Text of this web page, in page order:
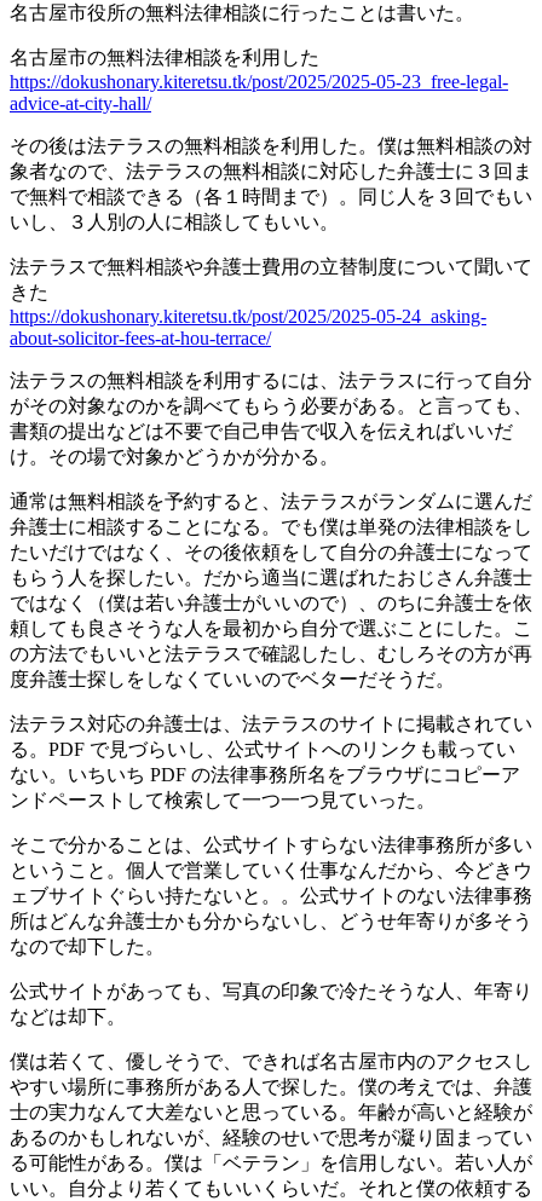
名古屋市役所の無料法律相談に行ったことは書いた。
名古屋市の無料法律相談を利用した
https://dokushonary.kiteretsu.tk/post/2025/2025-05-23_free-legal-
advice-at-city-hall/
その後は法テラスの無料相談を利用した。僕は無料相談の対
象者なので、法テラスの無料相談に対応した弁護士に３回ま
で無料で相談できる（各１時間まで）。同じ人を３回でもい
いし、３人別の人に相談してもいい。
法テラスで無料相談や弁護士費用の立替制度について聞いて
きた
https://dokushonary.kiteretsu.tk/post/2025/2025-05-24_asking-
about-solicitor-fees-at-hou-terrace/
法テラスの無料相談を利用するには、法テラスに行って自分
がその対象なのかを調べてもらう必要がある。と言っても、
書類の提出などは不要で自己申告で収入を伝えればいいだ
け。その場で対象かどうかが分かる。
通常は無料相談を予約すると、法テラスがランダムに選んだ
弁護士に相談することになる。でも僕は単発の法律相談をし
たいだけではなく、その後依頼をして自分の弁護士になって
もらう人を探したい。だから適当に選ばれたおじさん弁護士
ではなく（僕は若い弁護士がいいので）、のちに弁護士を依
頼しても良さそうな人を最初から自分で選ぶことにした。こ
の方法でもいいと法テラスで確認したし、むしろその方が再
度弁護士探しをしなくていいのでベターだそうだ。
法テラス対応の弁護士は、法テラスのサイトに掲載されてい
る。PDF で見づらいし、公式サイトへのリンクも載ってい
ない。いちいち PDF の法律事務所名をブラウザにコピーア
ンドペーストして検索して一つ一つ見ていった。
そこで分かることは、公式サイトすらない法律事務所が多い
ということ。個人で営業していく仕事なんだから、今どきウ
ェブサイトぐらい持たないと。。公式サイトのない法律事務
所はどんな弁護士かも分からないし、どうせ年寄りが多そう
なので却下した。
公式サイトがあっても、写真の印象で冷たそうな人、年寄り
などは却下。
僕は若くて、優しそうで、できれば名古屋市内のアクセスし
やすい場所に事務所がある人で探した。僕の考えでは、弁護
士の実力なんて大差ないと思っている。年齢が高いと経験が
あるのかもしれないが、経験のせいで思考が凝り固まってい
る可能性がある。僕は「ベテラン」を信用しない。若い人が
いい。自分より若くてもいいくらいだ。それと僕の依頼する